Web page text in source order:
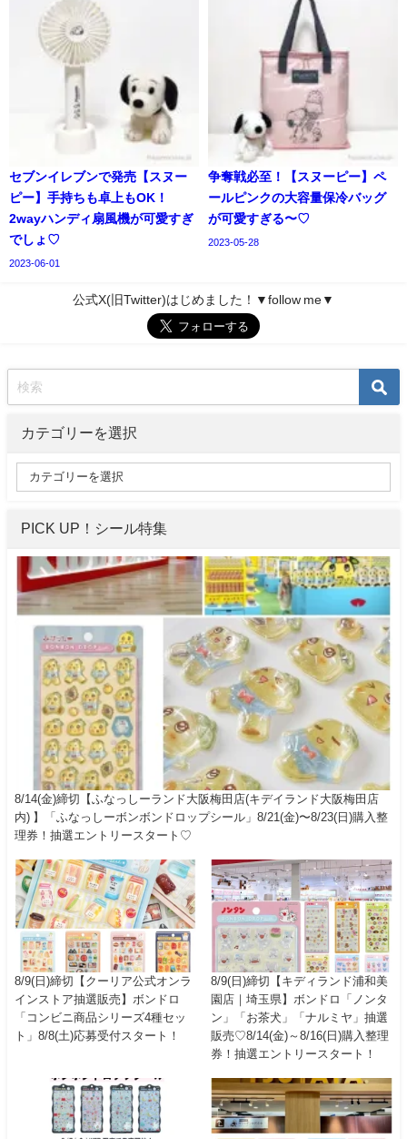
セブンイレブンで発売【スヌー
ピー】手持ちも卓上もOK！
2wayハンディ扇風機が可愛すぎ
でしょ♡
2023-06-01
争奪戦必至！【スヌーピー】ペ
ールピンクの大容量保冷バッグ
が可愛すぎる〜♡
2023-05-28
公式X(旧Twitter)はじめました！▼follow me▼
カテゴリーを選択
PICK UP！シール特集
8/14(金)締切【ふなっしーランド大阪梅田店(キデイランド大阪梅田店
内) 】「ふなっしーボンボンドロップシール」8/21(金)〜8/23(日)購入整
理券！抽選エントリースタート♡
8/9(日)締切【クーリア公式オンラ
インストア抽選販売】ボンドロ
「コンビニ商品シリーズ4種セッ
ト」8/8(土)応募受付スタート！
8/9(日)締切【キディランド浦和美
園店｜埼玉県】ボンドロ「ノンタ
ン」「お茶犬」「ナルミヤ」抽選
販売♡8/14(金)～8/16(日)購入整理
券！抽選エントリースタート！